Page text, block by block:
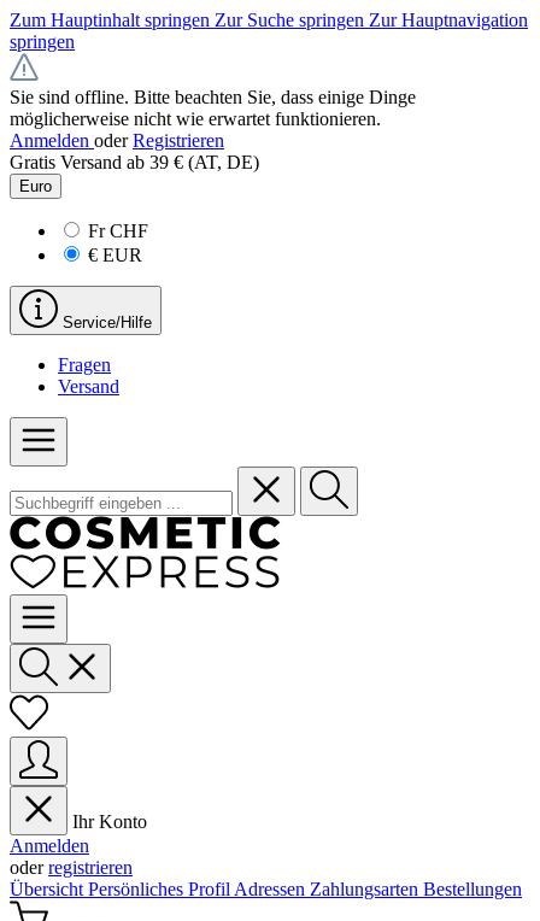
Zum Hauptinhalt springen Zur Suche springen Zur Hauptnavigation
springen
Sie sind offline. Bitte beachten Sie, dass einige Dinge
möglicherweise nicht wie erwartet funktionieren.
Anmelden oder Registrieren
Gratis Versand ab 39 € (AT, DE)
Euro
FrCHF
€ EUR
Service/Hilfe
Fragen
Versand
Ihr Konto
Anmelden
oderregistrieren
Übersicht Persönliches Profil Adressen Zahlungsarten Bestellungen